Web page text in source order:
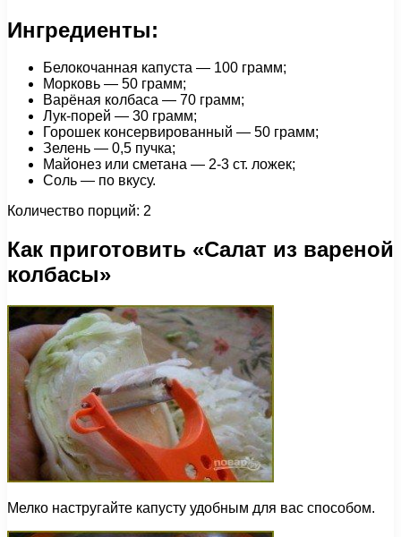
Ингредиенты:
Белокочанная капуста — 100 грамм;
Морковь — 50 грамм;
Варёная колбаса — 70 грамм;
Лук-порей — 30 грамм;
Горошек консервированный — 50 грамм;
Зелень — 0,5 пучка;
Майонез или сметана — 2-3 ст. ложек;
Соль — по вкусу.
Количество порций: 2
Как приготовить «Салат из вареной
колбасы»
Мелко настругайте капусту удобным для вас способом.